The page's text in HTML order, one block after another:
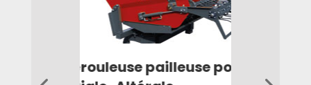
Dérouleuse pailleuse légère